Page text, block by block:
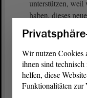
unterstützen, weil
haben, dieses neue
zusätzliche
Auch das
wir es als Land
als es ohnehin
Wir nutzen Cookies
ihnen sind
helfen, diese
Funktionalitäten zur